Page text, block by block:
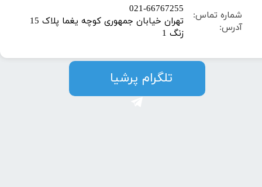
شماره تماس:
آدرس:
​021-66767255
تهران خیابان جمهوری کوچه یغما پلاک 15
زنگ 1
​​​​تلگرام پرشیا